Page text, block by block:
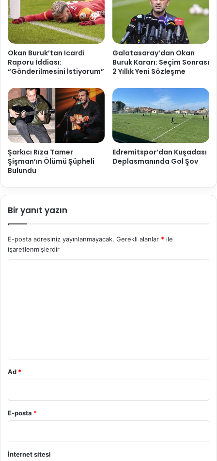
Okan Buruk’tan Icardi
Raporu İddiası:
“Gönderilmesini İstiyorum”
Galatasaray’dan Okan
Buruk Kararı: Seçim Sonrası
2 Yıllık Yeni Sözleşme
Şarkıcı Rıza Tamer
Şişman’ın Ölümü Şüpheli
Bulundu
Edremitspor’dan Kuşadası
Deplasmanında Gol Şov
Bir yanıt yazın
E-posta adresiniz yayınlanmayacak. Gerekli alanlar * ile
işaretlenmişlerdir
Ad *
E-posta *
İnternet sitesi